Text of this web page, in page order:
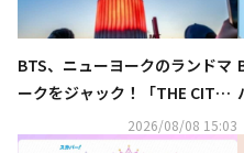
BTS、ニューヨークのランドマ
ークをジャック！「THE CIT
Y」プロジェクトが大盛況
2026/08/08 15:03